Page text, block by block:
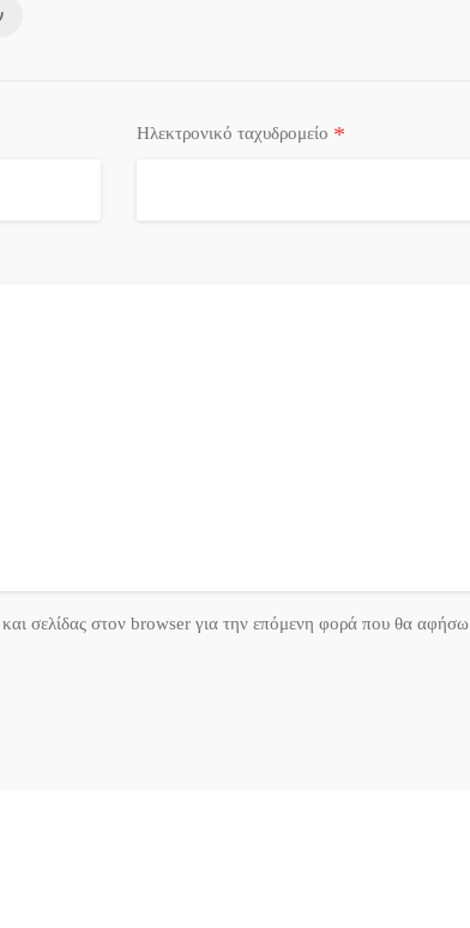
Ηλεκτρονικό ταχυδρομείο *
σελίδας στον browser για την επόμενη φορά που θα αφήσω